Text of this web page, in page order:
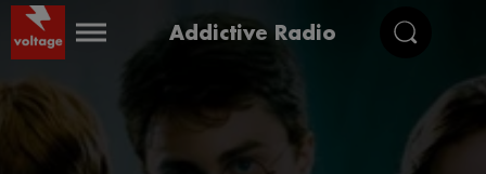
Addictive Radio